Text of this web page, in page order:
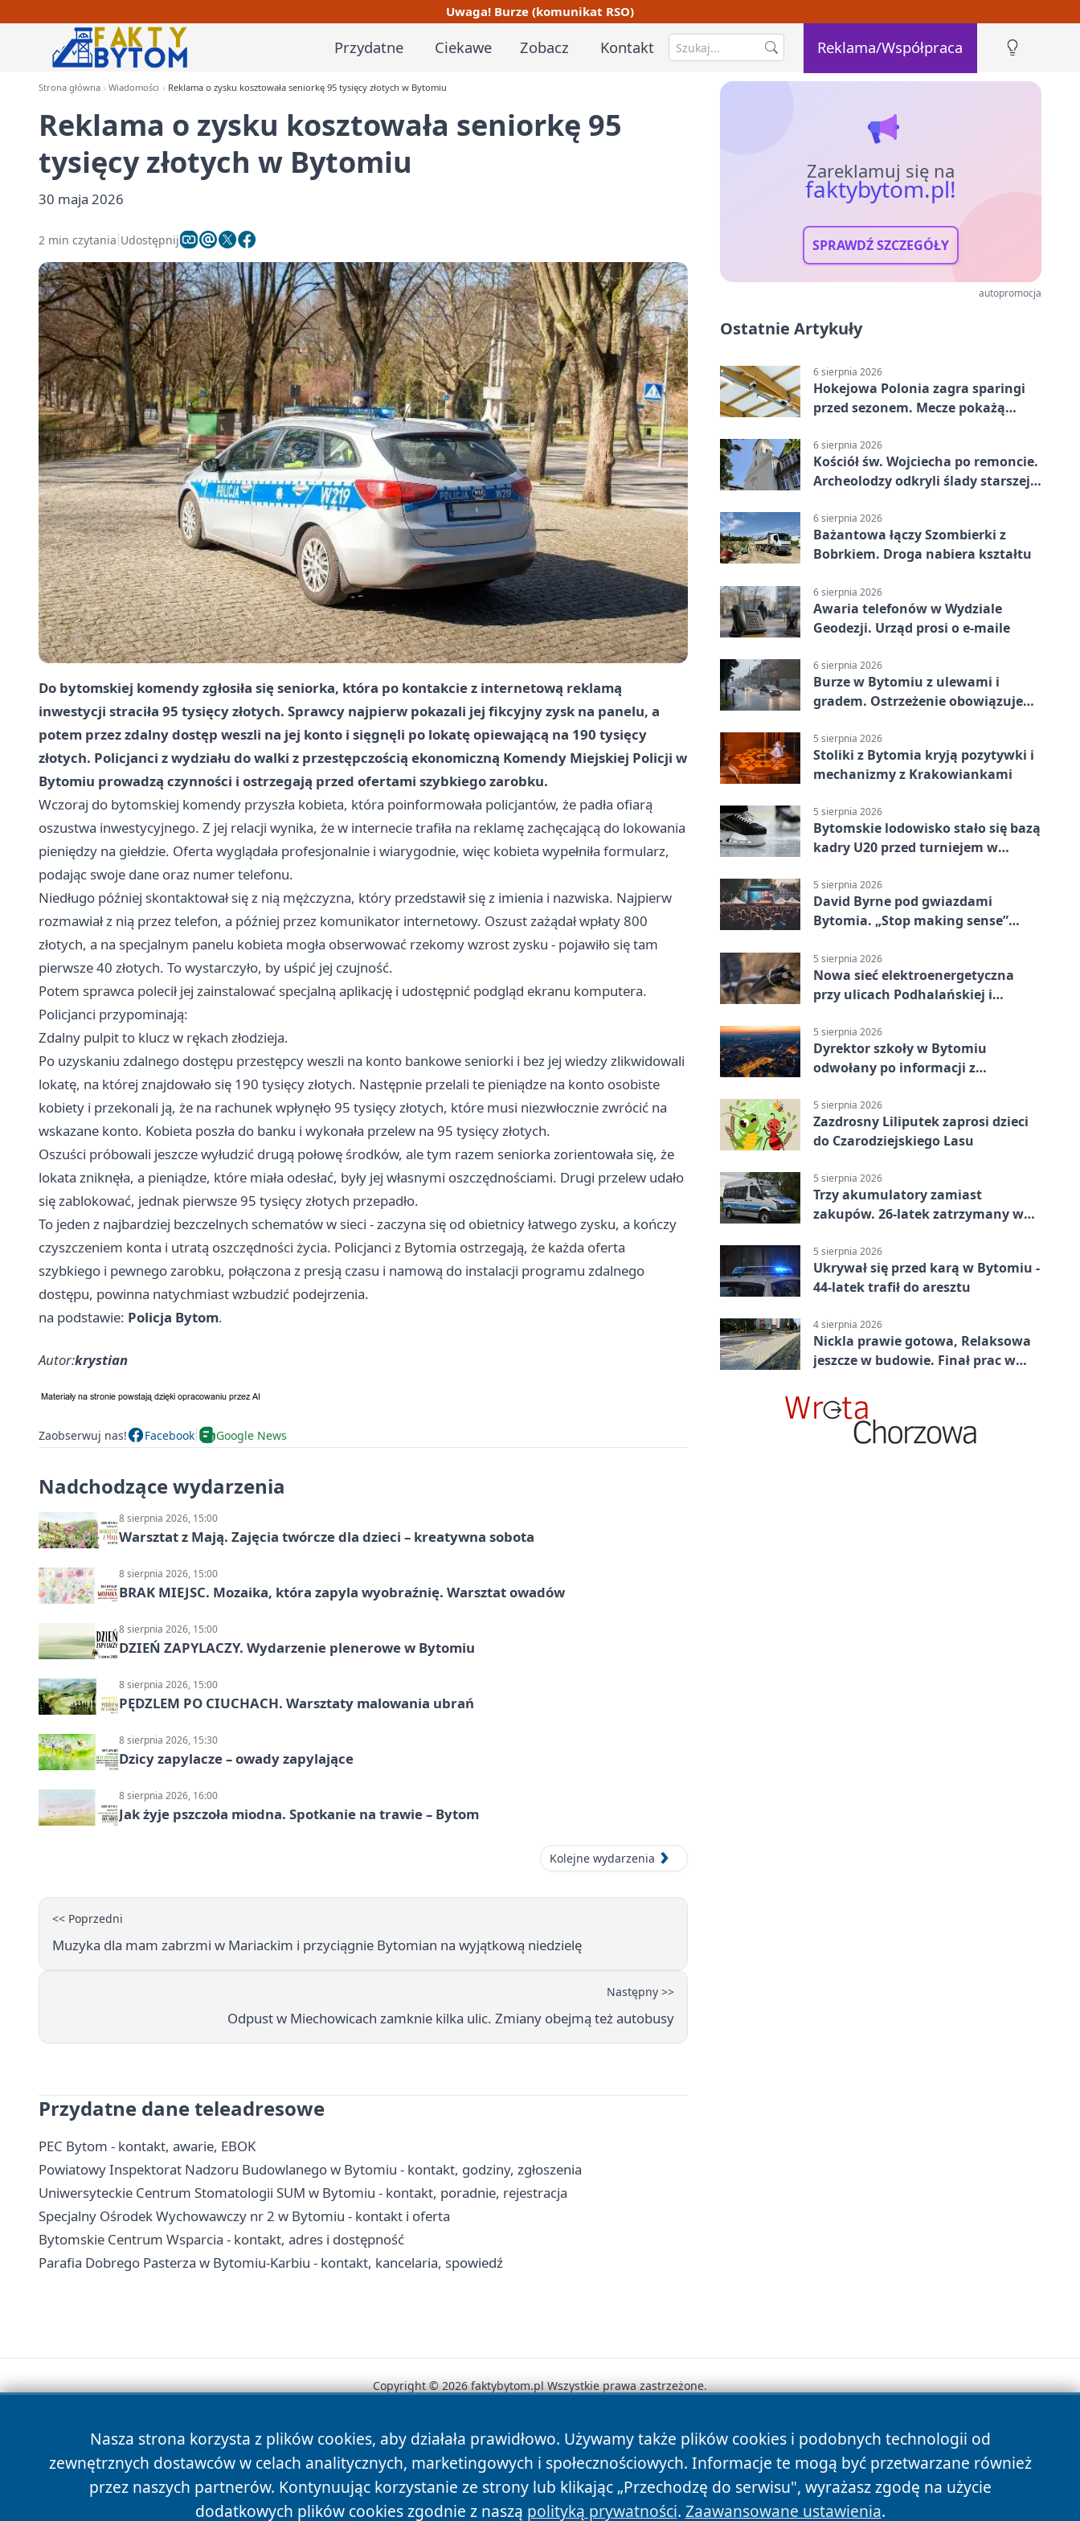
Uwaga! Burze (komunikat RSO)
Przydatne Ciekawe Zobacz Kontakt Reklama/Współpraca
Strona główna Wiadomości Reklama o zysku kosztowała seniorkę 95 tysięcy złotych w Bytomiu
Reklama o zysku kosztowała seniorkę 95
tysięcy złotych w Bytomiu
30 maja 2026
2 min czytania Udostępnij
Do bytomskiej komendy zgłosiła się seniorka, która po kontakcie z internetową reklamą
inwestycji straciła 95 tysięcy złotych. Sprawcy najpierw pokazali jej fikcyjny zysk na panelu, a
potem przez zdalny dostęp weszli na jej konto i sięgnęli po lokatę opiewającą na 190 tysięcy
złotych. Policjanci z wydziału do walki z przestępczością ekonomiczną Komendy Miejskiej Policji w
Bytomiu prowadzą czynności i ostrzegają przed ofertami szybkiego zarobku.
Wczoraj do bytomskiej komendy przyszła kobieta, która poinformowała policjantów, że padła ofiarą
oszustwa inwestycyjnego. Z jej relacji wynika, że w internecie trafiła na reklamę zachęcającą do lokowania
pieniędzy na giełdzie. Oferta wyglądała profesjonalnie i wiarygodnie, więc kobieta wypełniła formularz,
podając swoje dane oraz numer telefonu.
Niedługo później skontaktował się z nią mężczyzna, który przedstawił się z imienia i nazwiska. Najpierw
rozmawiał z nią przez telefon, a później przez komunikator internetowy. Oszust zażądał wpłaty 800
złotych, a na specjalnym panelu kobieta mogła obserwować rzekomy wzrost zysku - pojawiło się tam
pierwsze 40 złotych. To wystarczyło, by uśpić jej czujność.
Potem sprawca polecił jej zainstalować specjalną aplikację i udostępnić podgląd ekranu komputera.
Policjanci przypominają:
Zdalny pulpit to klucz w rękach złodzieja.
Po uzyskaniu zdalnego dostępu przestępcy weszli na konto bankowe seniorki i bez jej wiedzy zlikwidowali
lokatę, na której znajdowało się 190 tysięcy złotych. Następnie przelali te pieniądze na konto osobiste
kobiety i przekonali ją, że na rachunek wpłynęło 95 tysięcy złotych, które musi niezwłocznie zwrócić na
wskazane konto. Kobieta poszła do banku i wykonała przelew na 95 tysięcy złotych.
Oszuści próbowali jeszcze wyłudzić drugą połowę środków, ale tym razem seniorka zorientowała się, że
lokata zniknęła, a pieniądze, które miała odesłać, były jej własnymi oszczędnościami. Drugi przelew udało
się zablokować, jednak pierwsze 95 tysięcy złotych przepadło.
To jeden z najbardziej bezczelnych schematów w sieci - zaczyna się od obietnicy łatwego zysku, a kończy
czyszczeniem konta i utratą oszczędności życia. Policjanci z Bytomia ostrzegają, że każda oferta
szybkiego i pewnego zarobku, połączona z presją czasu i namową do instalacji programu zdalnego
dostępu, powinna natychmiast wzbudzić podejrzenia.
na podstawie: Policja Bytom.
Autor:krystian
Zaobserwuj nas! Facebook Google News
Nadchodzące wydarzenia
8 sierpnia 2026, 15:00
Warsztat z Mają. Zajęcia twórcze dla dzieci – kreatywna sobota
8 sierpnia 2026, 15:00
BRAK MIEJSC. Mozaika, która zapyla wyobraźnię. Warsztat owadów
8 sierpnia 2026, 15:00
DZIEŃ ZAPYLACZY. Wydarzenie plenerowe w Bytomiu
8 sierpnia 2026, 15:00
PĘDZLEM PO CIUCHACH. Warsztaty malowania ubrań
8 sierpnia 2026, 15:30
Dzicy zapylacze – owady zapylające
8 sierpnia 2026, 16:00
Jak żyje pszczoła miodna. Spotkanie na trawie – Bytom
Kolejne wydarzenia
<< Poprzedni
Muzyka dla mam zabrzmi w Mariackim i przyciągnie Bytomian na wyjątkową niedzielę
Następny >>
Odpust w Miechowicach zamknie kilka ulic. Zmiany obejmą też autobusy
Przydatne dane teleadresowe
PEC Bytom - kontakt, awarie, EBOK
Powiatowy Inspektorat Nadzoru Budowlanego w Bytomiu - kontakt, godziny, zgłoszenia
Uniwersyteckie Centrum Stomatologii SUM w Bytomiu - kontakt, poradnie, rejestracja
Specjalny Ośrodek Wychowawczy nr 2 w Bytomiu - kontakt i oferta
Bytomskie Centrum Wsparcia - kontakt, adres i dostępność
Parafia Dobrego Pasterza w Bytomiu-Karbiu - kontakt, kancelaria, spowiedź
Zareklamuj się na
faktybytom.pl!
SPRAWDŹ SZCZEGÓŁY
autopromocja
Ostatnie Artykuły
6 sierpnia 2026
Hokejowa Polonia zagra sparingi
przed sezonem. Mecze pokażą
6 sierpnia 2026
Kościół św. Wojciecha po remoncie.
Archeolodzy odkryli ślady starszej
6 sierpnia 2026
Bażantowa łączy Szombierki z
Bobrkiem. Droga nabiera kształtu
6 sierpnia 2026
Awaria telefonów w Wydziale
Geodezji. Urząd prosi o e-maile
6 sierpnia 2026
Burze w Bytomiu z ulewami i
gradem. Ostrzeżenie obowiązuje
5 sierpnia 2026
Stoliki z Bytomia kryją pozytywki i
mechanizmy z Krakowiankami
5 sierpnia 2026
Bytomskie lodowisko stało się bazą
kadry U20 przed turniejem w
5 sierpnia 2026
David Byrne pod gwiazdami
Bytomia. „Stop making sense”
5 sierpnia 2026
Nowa sieć elektroenergetyczna
przy ulicach Podhalańskiej i
5 sierpnia 2026
Dyrektor szkoły w Bytomiu
odwołany po informacji z
5 sierpnia 2026
Zazdrosny Liliputek zaprosi dzieci
do Czarodziejskiego Lasu
5 sierpnia 2026
Trzy akumulatory zamiast
zakupów. 26-latek zatrzymany w
5 sierpnia 2026
Ukrywał się przed karą w Bytomiu -
44-latek trafił do aresztu
4 sierpnia 2026
Nickla prawie gotowa, Relaksowa
jeszcze w budowie. Finał prac w
Nasza strona korzysta z plików cookies, aby działała prawidłowo. Używamy także plików cookies i podobnych technologii od
zewnętrznych dostawców w celach analitycznych, marketingowych i społecznościowych. Informacje te mogą być przetwarzane również
przez naszych partnerów. Kontynuując korzystanie ze strony lub klikając „Przechodzę do serwisu", wyrażasz zgodę na użycie
dodatkowych plików cookies zgodnie z naszą polityką prywatności. Zaawansowane ustawienia.
Copyright © 2026 faktybytom.pl Wszystkie prawa zastrzeżone.
News Autorzy Polityka Prywatności Polityka Cookies